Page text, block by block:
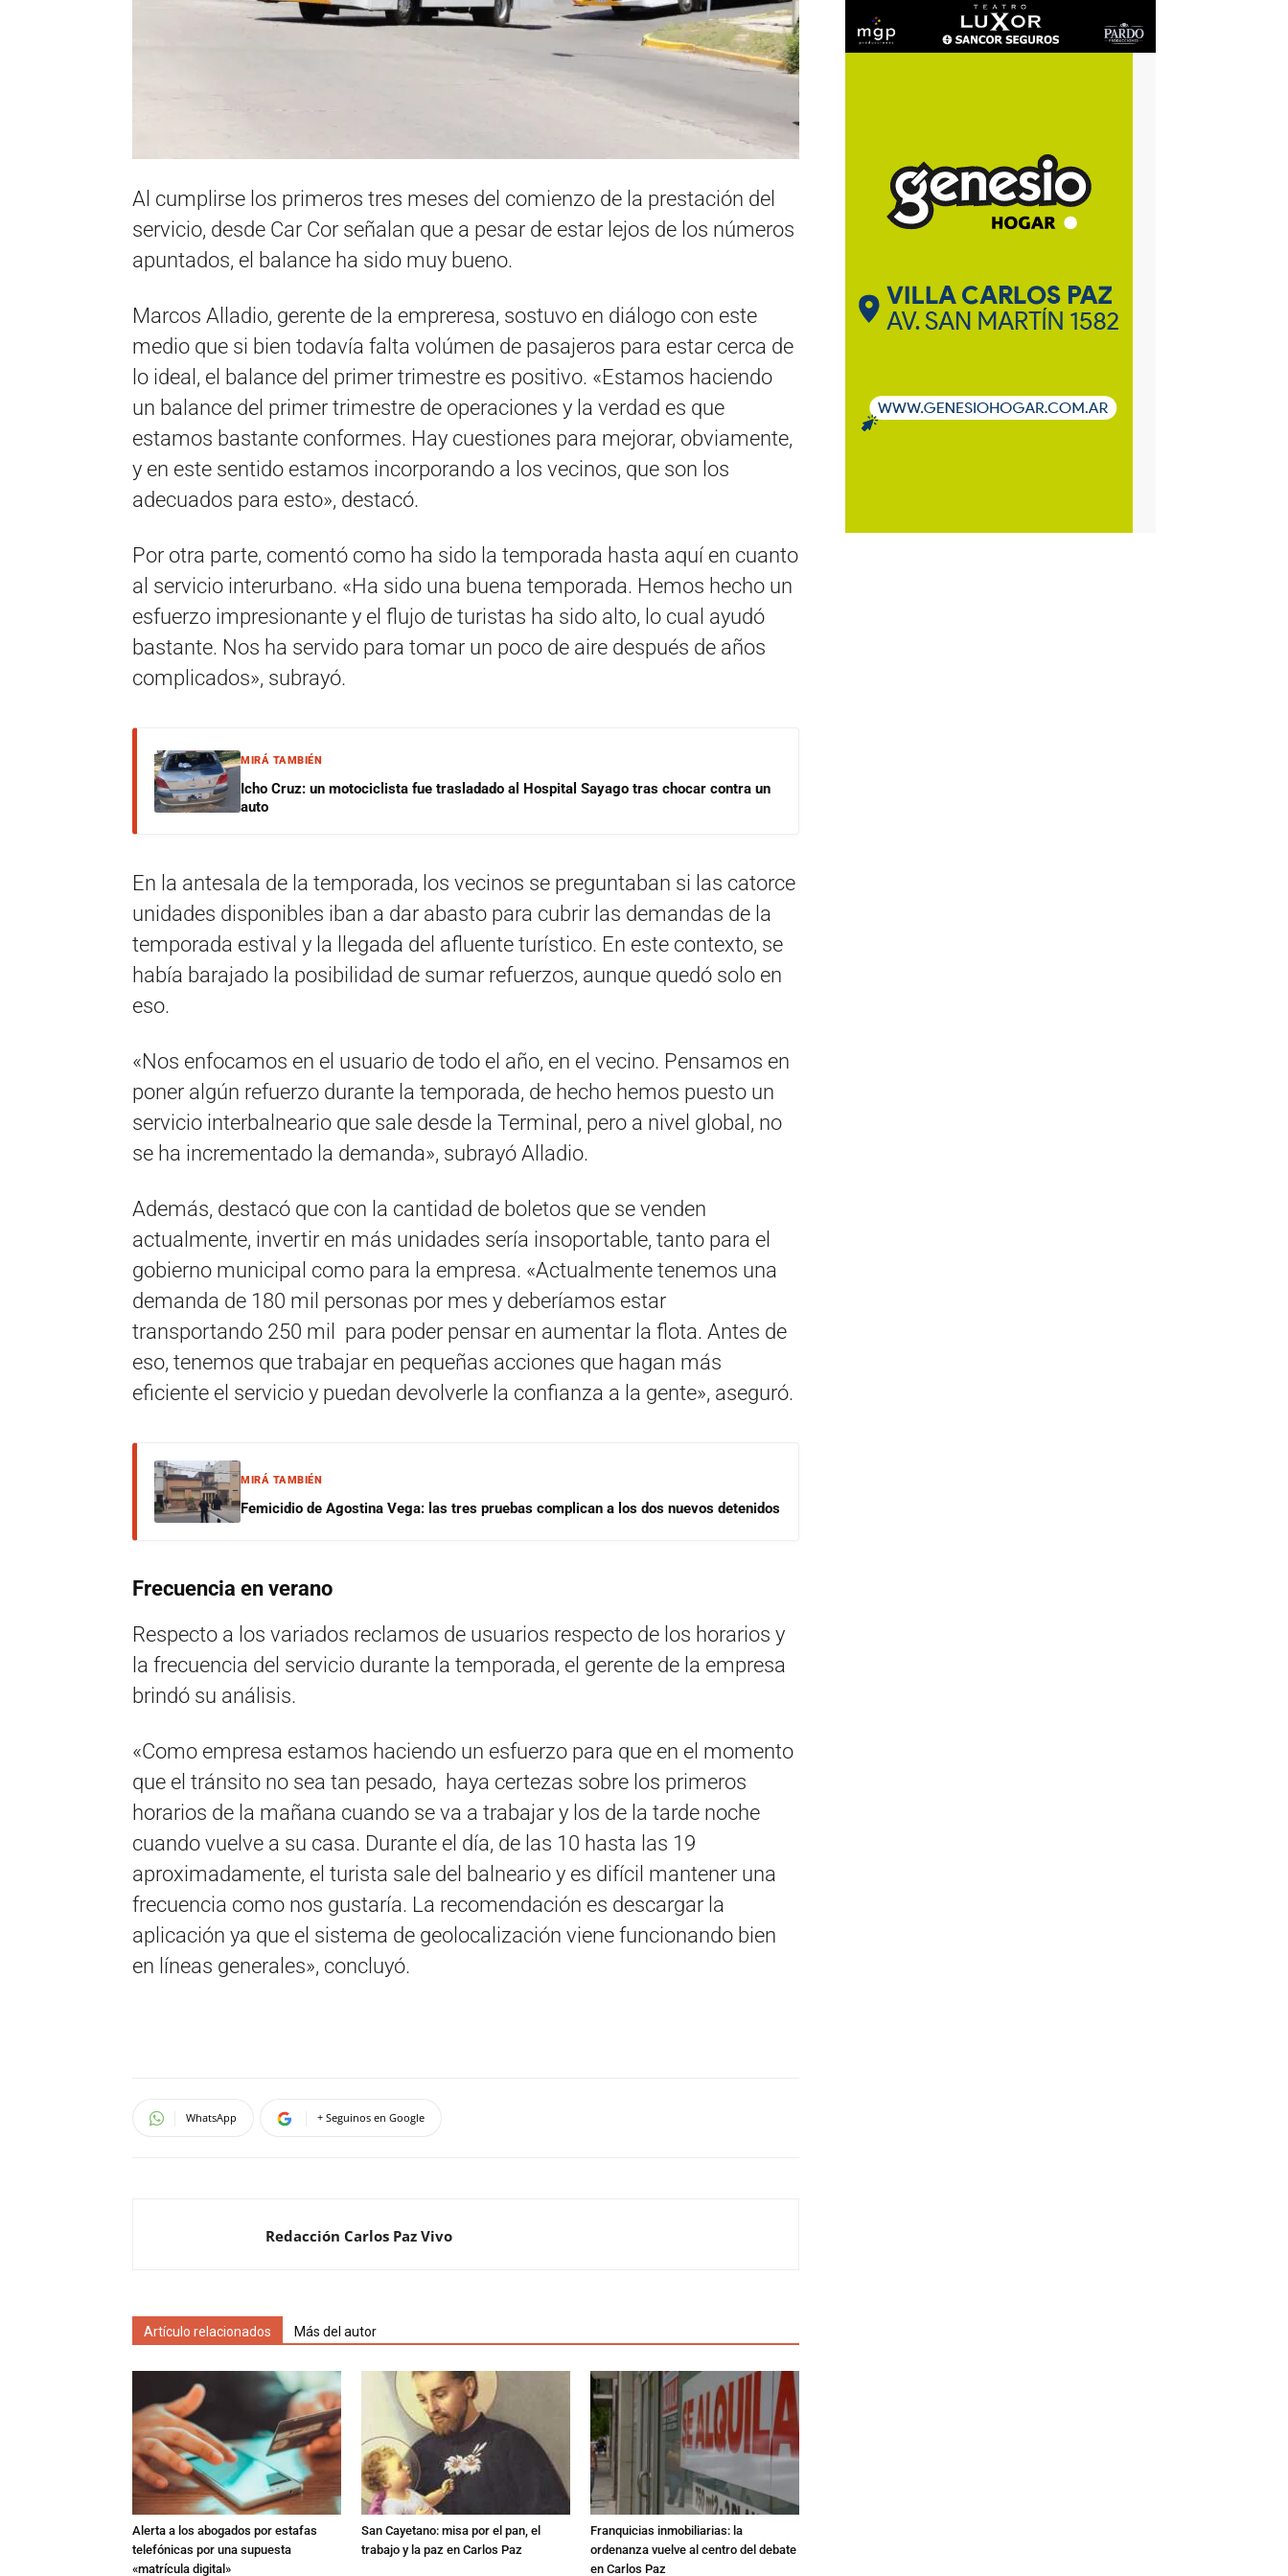
Al cumplirse los primeros tres meses del comienzo de la prestación del
servicio, desde Car Cor señalan que a pesar de estar lejos de los números
apuntados, el balance ha sido muy bueno.
Marcos Alladio, gerente de la empreresa, sostuvo en diálogo con este
medio que si bien todavía falta volúmen de pasajeros para estar cerca de
lo ideal, el balance del primer trimestre es positivo. «Estamos haciendo
un balance del primer trimestre de operaciones y la verdad es que
estamos bastante conformes. Hay cuestiones para mejorar, obviamente,
y en este sentido estamos incorporando a los vecinos, que son los
adecuados para esto», destacó.
Por otra parte, comentó como ha sido la temporada hasta aquí en cuanto
al servicio interurbano. «Ha sido una buena temporada. Hemos hecho un
esfuerzo impresionante y el flujo de turistas ha sido alto, lo cual ayudó
bastante. Nos ha servido para tomar un poco de aire después de años
complicados», subrayó.
MIRÁ TAMBIÉN
Icho Cruz: un motociclista fue trasladado al Hospital Sayago tras chocar contra un
auto
En la antesala de la temporada, los vecinos se preguntaban si las catorce
unidades disponibles iban a dar abasto para cubrir las demandas de la
temporada estival y la llegada del afluente turístico. En este contexto, se
había barajado la posibilidad de sumar refuerzos, aunque quedó solo en
eso.
«Nos enfocamos en el usuario de todo el año, en el vecino. Pensamos en
poner algún refuerzo durante la temporada, de hecho hemos puesto un
servicio interbalneario que sale desde la Terminal, pero a nivel global, no
se ha incrementado la demanda», subrayó Alladio.
Además, destacó que con la cantidad de boletos que se venden
actualmente, invertir en más unidades sería insoportable, tanto para el
gobierno municipal como para la empresa. «Actualmente tenemos una
demanda de 180 mil personas por mes y deberíamos estar
transportando 250 mil para poder pensar en aumentar la flota. Antes de
eso, tenemos que trabajar en pequeñas acciones que hagan más
eficiente el servicio y puedan devolverle la confianza a la gente», aseguró.
MIRÁ TAMBIÉN
Femicidio de Agostina Vega: las tres pruebas complican a los dos nuevos detenidos
Frecuencia en verano
Respecto a los variados reclamos de usuarios respecto de los horarios y
la frecuencia del servicio durante la temporada, el gerente de la empresa
brindó su análisis.
«Como empresa estamos haciendo un esfuerzo para que en el momento
que el tránsito no sea tan pesado, haya certezas sobre los primeros
horarios de la mañana cuando se va a trabajar y los de la tarde noche
cuando vuelve a su casa. Durante el día, de las 10 hasta las 19
aproximadamente, el turista sale del balneario y es difícil mantener una
frecuencia como nos gustaría. La recomendación es descargar la
aplicación ya que el sistema de geolocalización viene funcionando bien
en líneas generales», concluyó.
WhatsApp + Seguinos en Google
Redacción Carlos Paz Vivo
Artículo relacionados Más del autor
Alerta a los abogados por estafas
telefónicas por una supuesta
«matrícula digital»
San Cayetano: misa por el pan, el
trabajo y la paz en Carlos Paz
Franquicias inmobiliarias: la
ordenanza vuelve al centro del debate
en Carlos Paz